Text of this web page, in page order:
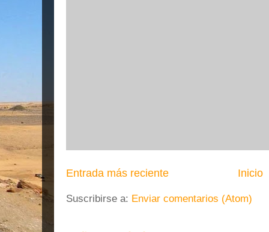
Entrada más reciente Inicio
Suscribirse a: Enviar comentarios (Atom)